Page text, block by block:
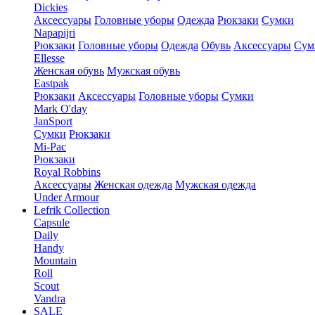
Dickies
Аксессуары Головные уборы Одежда Рюкзаки Сумки
Napapijri
Рюкзаки Головные уборы Одежда Обувь Аксессуары
Ellesse
Женская обувь Мужская обувь
Eastpak
Рюкзаки Аксессуары Головные уборы Сумки
Mark O'day
JanSport
Сумки Рюкзаки
Mi-Pac
Рюкзаки
Royal Robbins
Аксессуары Женская одежда Мужская одежда
Under Armour
Lefrik Collection
Capsule
Daily
Handy
Mountain
Roll
Scout
Vandra
SALE